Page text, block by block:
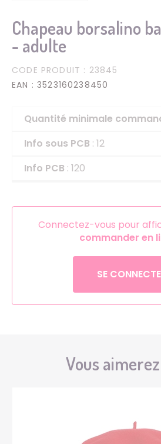
Chapeau borsalino
- adulte
CODE PRODUIT : 23845
EAN : 3523160238450
Quantité minimale
Info sous PCB : 12
Info PCB : 120
Connectez-vous pour
commander en
SE
Vous